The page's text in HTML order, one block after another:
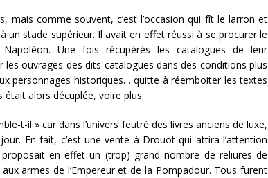
mais comme souvent, c’est l’occasion qui fît le larron et
un stade supérieur. Il avait en effet réussi à se procurer le
Une fois récupérés les catalogues de leur
les ouvrages des dits catalogues dans des conditions plus
personnages historiques… quitte à réemboiter les textes
alors décuplée, voire plus.
t-il » car dans l’univers feutré des livres anciens de luxe,
En fait, c’est une vente à Drouot qui attira l’attention
en effet un (trop) grand nombre de reliures de
armes de l’Empereur et de la Pompadour. Tous furent